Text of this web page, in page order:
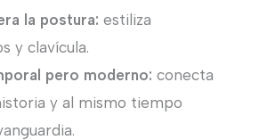
la postura: estiliza
y clavícula.
pero moderno: conecta
y al mismo tiempo